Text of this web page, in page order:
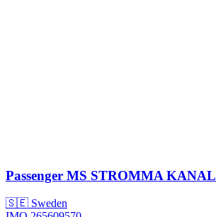
Passenger MS STROMMA KANAL
🇸🇪 Sweden